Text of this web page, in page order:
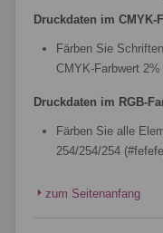
Druckdaten im CMYK-
Färben Sie
CMYK-Farbwert
Druckdaten im RGB-
Färben Sie alle
254/254/254
zum Seitenanfang